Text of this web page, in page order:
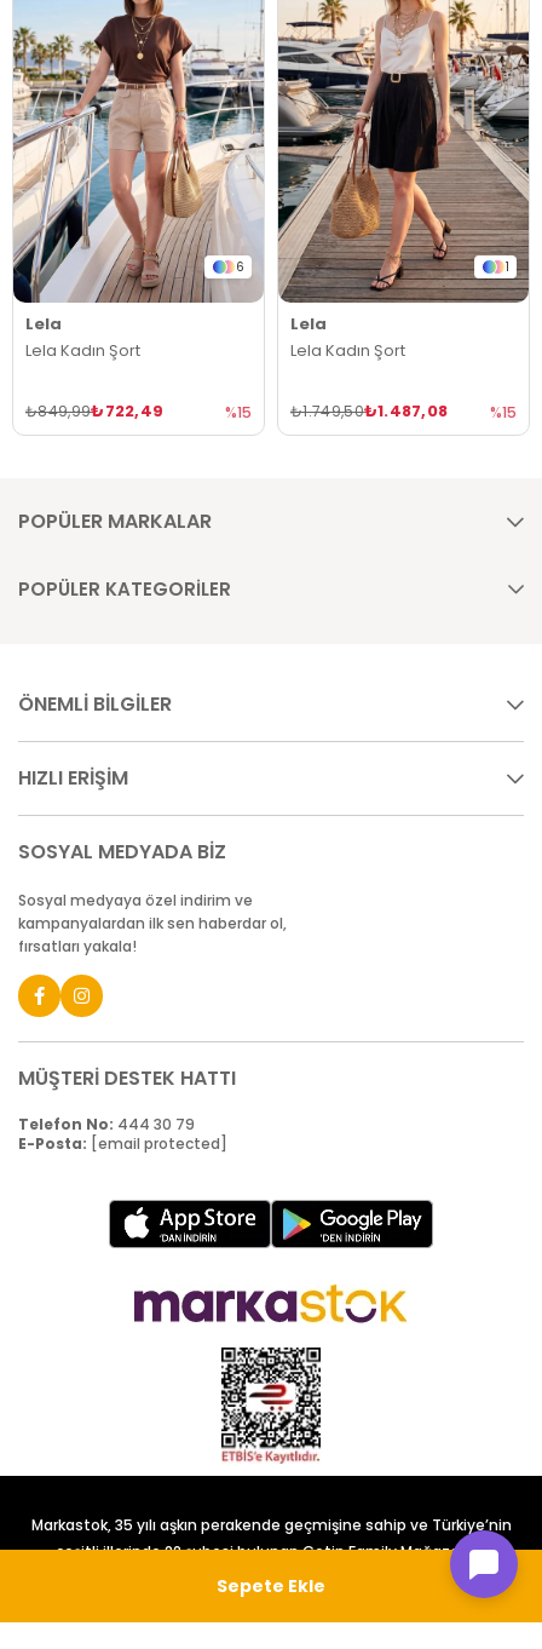
6
Lela
Lela Kadın Şort
₺722,49
₺849,99 %15
1
Lela
Lela Kadın Şort
₺1.487,08
₺1.749,50 %15
POPÜLER MARKALAR
POPÜLER KATEGORİLER
ÖNEMLİ BİLGİLER
HIZLI ERİŞİM
SOSYAL MEDYADA BİZ
Sosyal medyaya özel indirim ve
kampanyalardan ilk sen haberdar ol,
fırsatları yakala!
MÜŞTERİ DESTEK HATTI
Telefon No: 444 30 79
E-Posta: [email protected]
Markastok, 35 yılı aşkın perakende geçmişine sahip ve Türkiye’nin
çeşitli illerinde 22 şubesi bulunan Çetin Family Mağazacılık
tarafından kurulmuştur.